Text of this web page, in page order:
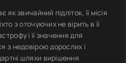
звичайний підліток, її місія
з оточуючих не вірить в її
і її значення для
з недовірою дорослих і
шляхи вирішення